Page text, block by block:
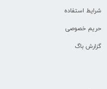
شرایط استفاده
حریم خصوصی
گزارش باگ